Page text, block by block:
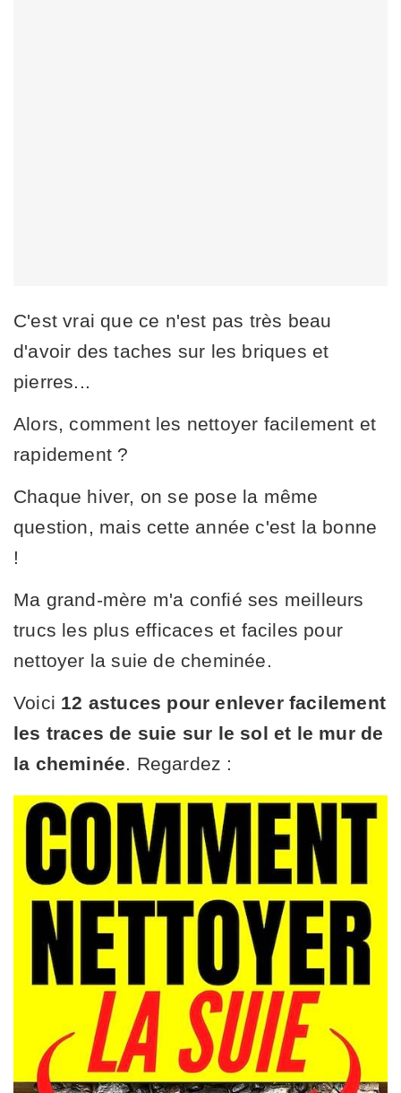
C'est vrai que ce n'est pas très beau
d'avoir des taches sur les briques et
pierres...
Alors, comment les nettoyer facilement et
rapidement ?
Chaque hiver, on se pose la même
question, mais cette année c'est la bonne
!
Ma grand-mère m'a confié ses meilleurs
trucs les plus efficaces et faciles pour
nettoyer la suie de cheminée.
Voici 12 astuces pour enlever facilement
les traces de suie sur le sol et le mur de
la cheminée . Regardez :